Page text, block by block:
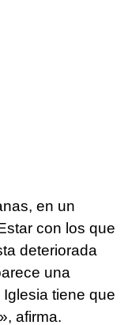
en un
con los que
deteriorada
una
tiene que
afirma.